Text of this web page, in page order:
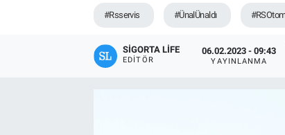
#Rsservis #ÜnalÜnaldı
SIGORTA LIFE
EDITÖR
06.02.2023 - 09:43
YAYINLANMA
Haber Arşivi